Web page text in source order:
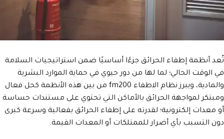
تُعد أنظمة إطفاء الحرائق جزءًا أساسيًا ضمن استراتيجيات السلامة
في الوقت الحالي؛ لما لها من دور حيوي في حماية الموارد البشرية
والمادية، ويبرز نظام الاطفاء fm200 من بين هذه الأنظمة كحل فعال
ومبتكر لمواجهة الحرائق بالأماكن التي تحتوي على مستندات حساسة
أو معدات إلكترونية؛ لقدرته على إطفاء الحرائق بفعالية وسرعة كبرى
دون التسبب بأي أضرار للممتلكات أو المعدات القيمة.